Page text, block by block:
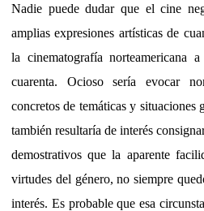
Nadie puede dudar que el cine
amplias expresiones artísticas de
la cinematografía norteamericana
cuarenta. Ocioso sería evocar
concretos de temáticas y situaciones
también resultaría de interés
demostrativos que la aparente
virtudes del género, no siempre
interés. Es probable que esa